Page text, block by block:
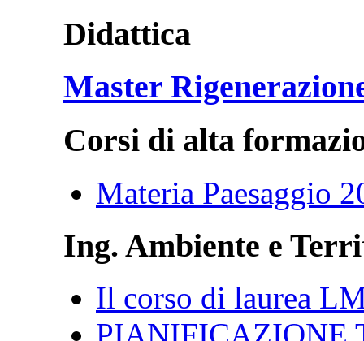
Didattica
Master
Corsi di alta
Materia Paesaggio
Ing. Ambiente e
Il corso di laurea